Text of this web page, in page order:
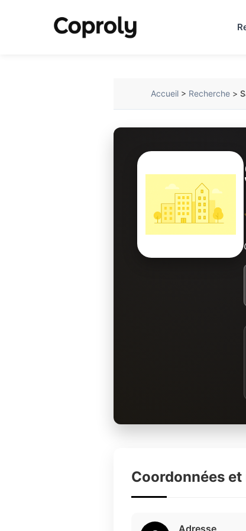
Accueil > Recherche >
Coordonnées
Adresse